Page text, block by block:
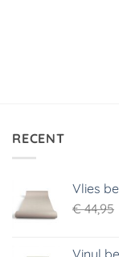
RECENT
Vlies
€44,95